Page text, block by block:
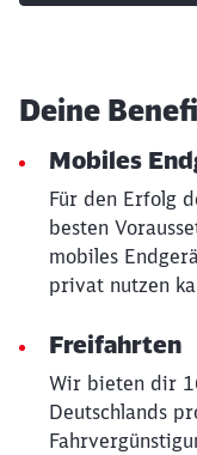
Deine
Mobiles
Für den Erfolg
besten
mobiles
privat nutzen
Freifahrten
Wir bieten dir
Deutschlands